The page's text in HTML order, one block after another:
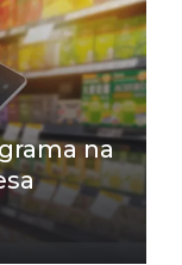
na